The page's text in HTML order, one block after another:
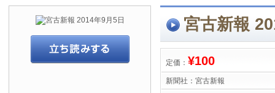
宮古新報
定価： ¥100
新聞社： 宮古新報